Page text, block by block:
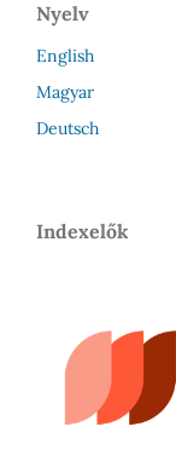
Nyelv
English
Magyar
Deutsch
Indexelők